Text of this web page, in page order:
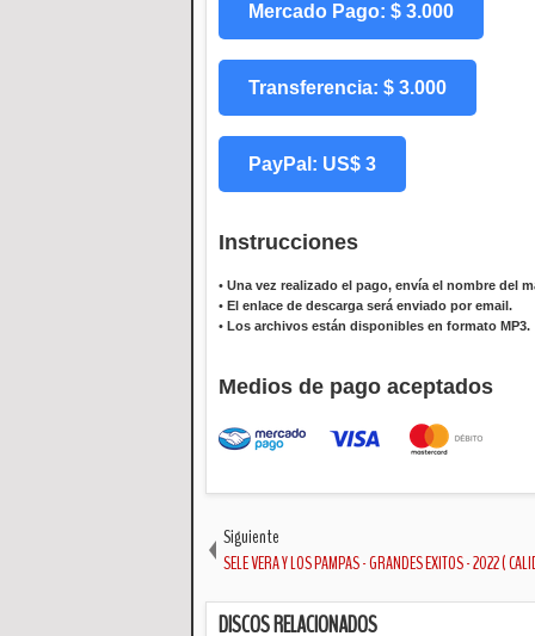
Mercado Pago: $ 3.000
Transferencia: $ 3.000
PayPal: US$ 3
Instrucciones
• Una vez realizado el pago, envía el nombre del
• El enlace de descarga será enviado por email.
• Los archivos están disponibles en formato MP3.
Medios de pago aceptados
Siguiente
SELE VERA Y LOS PAMPAS - GRANDES EXITOS - 2022 (
DISCOS RELACIONADOS